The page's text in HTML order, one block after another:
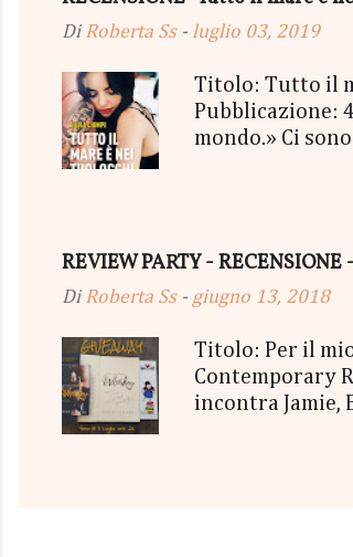
terminerà...
DiRoberta Ss - luglio 03, 2019
Titolo: Tutto il
Pubblicazione:
mondo.» Ci
sorriso più
essere così.
REVIEW PARTY -
DiRoberta Ss - giugno 13, 2018
Titolo: Per il
Contemporary
incontra Jamie,
la loro